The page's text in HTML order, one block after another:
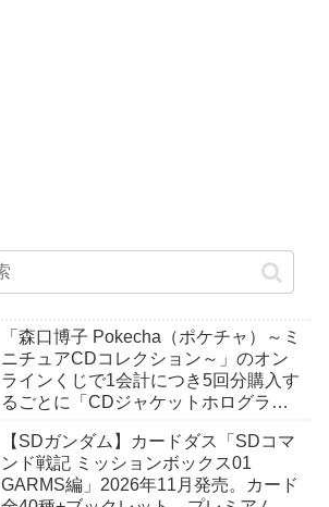
「森口博子 Pokecha（ポケチャ）～ミ
ニチュアCDコレクション～」のオン
ラインくじで1会計につき5回分購入す
るごとに「CDジャケットホログラム
月15日〜。
【SDガンダム】カードダス「SDコマ
ンド戦記 ミッションボックス01
GARMS編」2026年11月発売。カード